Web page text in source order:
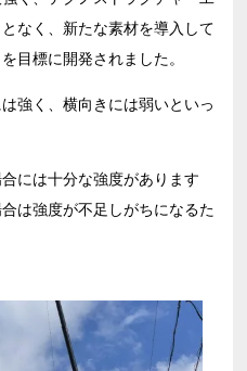
なく、新たな素材を導入して
目標に開発されました。
強く、横向きには弱いといっ
には十分な強度があります
は強度が不足しがちになるた